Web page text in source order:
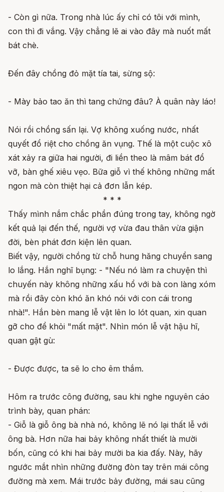
- Còn gì nữa. Trong nhà lúc ấy chỉ có tôi với mình,
con thì đi vắng. Vậy chẳng lẽ ai vào đây mà nuốt mất
bát chè.
Đến đây chồng đỏ mặt tía tai, sừng sộ:
- Mày bảo tao ăn thì tang chứng đâu? À quân này láo!
Nói rồi chồng sấn lại. Vợ không xuống nước, nhất
quyết đổ riệt cho chồng ăn vụng. Thế là một cuộc xô
xát xảy ra giữa hai người, đi liền theo là mâm bát đổ
vỡ, bàn ghế xiêu vẹo. Bữa giỗ vì thế không những mất
ngon mà còn thiệt hại cả đơn lẫn kép.
* * *
Thấy mình nắm chắc phần đúng trong tay, không ngờ
kết quả lại đến thế, người vợ vừa đau thân vừa giận
đời, bèn phát đơn kiện lên quan.
Biết vậy, người chồng từ chỗ hung hăng chuyển sang
lo lắng. Hắn nghĩ bụng: - "Nếu nó làm ra chuyện thì
chuyến này không những xấu hổ với bà con làng xóm
mà rồi đây còn khó ăn khó nói với con cái trong
nhà!". Hắn bèn mang lễ vật lên lo lót quan, xin quan
gỡ cho để khỏi "mất mặt". Nhìn món lễ vật hậu hĩ,
quan gật gù:
- Được được, ta sẽ lo cho êm thắm.
Hôm ra trước công đường, sau khi nghe nguyên cáo
trình bày, quan phán:
- Giỗ là giỗ ông bà nhà nó, không lẽ nó lại thất lễ với
ông bà. Hơn nữa hai bảy không nhất thiết là mười
bốn, cũng có khi hai bảy mười ba kia đấy. Này, hãy
ngước mắt nhìn những đường đòn tay trên mái công
đường mà xem. Mái trước bảy đường, mái sau cũng